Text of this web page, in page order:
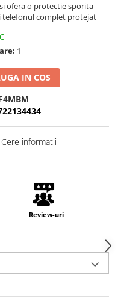
si ofera o protectie sporita
telefonul complet protejat
1
IN COS
informatii
Review-uri